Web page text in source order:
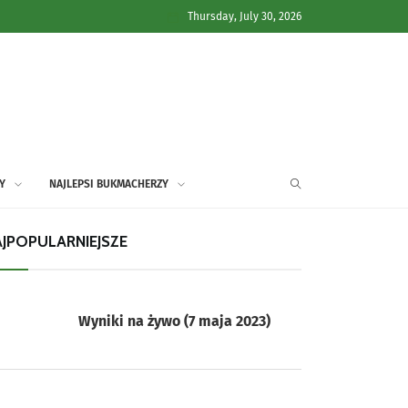
Thursday, July 30, 2026
NAJLEPSI BUKMACHERZY
Wyniki na żywo (7 maja 2023)